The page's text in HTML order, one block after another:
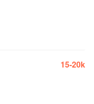
15-20k